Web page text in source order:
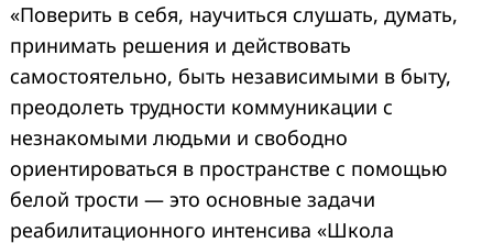
«Поверить в себя, научиться слушать, думать,
принимать решения и действовать
самостоятельно, быть независимыми в быту,
преодолеть трудности коммуникации с
незнакомыми людьми и свободно
ориентироваться в пространстве с помощью
белой трости — это основные задачи
реабилитационного интенсива «Школа